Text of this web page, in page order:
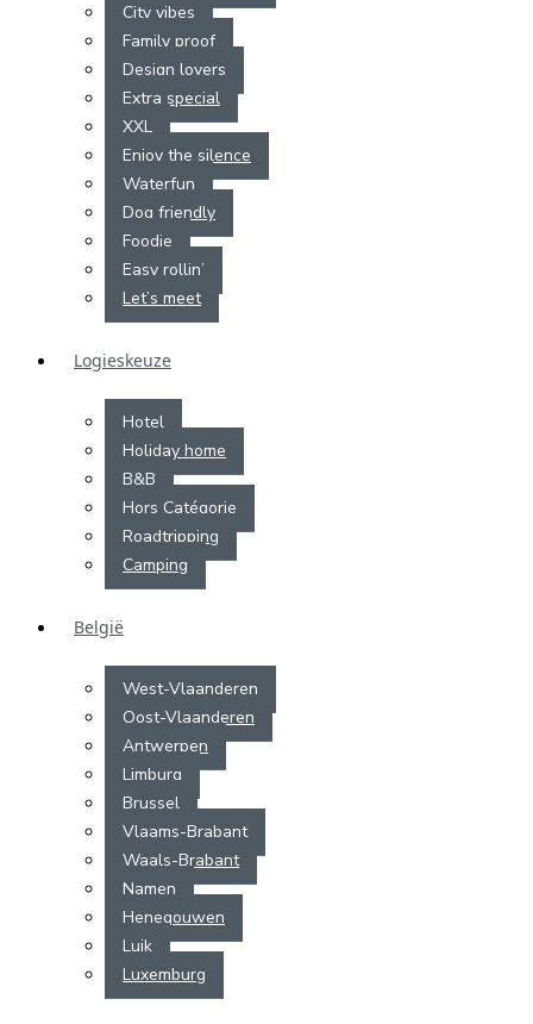
City vibes
Family proof
Design lovers
Extra special
XXL
Enjoy the silence
Waterfun
Dog friendly
Foodie
Easy rollin’
Let’s meet
Logieskeuze
Hotel
Holiday home
B&B
Hors Catégorie
Roadtripping
Camping
België
West-Vlaanderen
Oost-Vlaanderen
Antwerpen
Limburg
Brussel
Vlaams-Brabant
Waals-Brabant
Namen
Henegouwen
Luik
Luxemburg